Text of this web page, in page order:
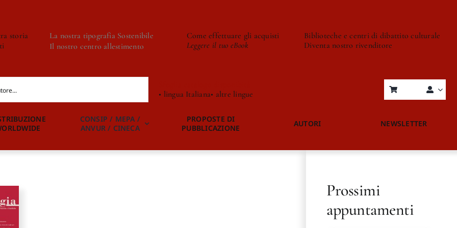
storia
La nostra tipografia Sostenibile
Il nostro centro allestimento
Come effettuare gli acquisti
Leggere il tuo eBook
Biblioteche e centri di dibattito culturale
Diventa nostro rivenditore
• lingua Italiana• altre lingue
CONSIP / MEPA /
ANVUR / CINECA
PROPOSTE DI
PUBBLICAZIONE
AUTORI NEWSLETTER
Prossimi
appuntamenti